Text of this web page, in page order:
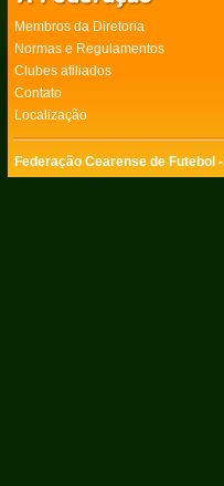
Membros da Diretoria
Normas e Regulamentos
Clubes afiliados
Contato
Localização
Federação Cearense de Futebol -